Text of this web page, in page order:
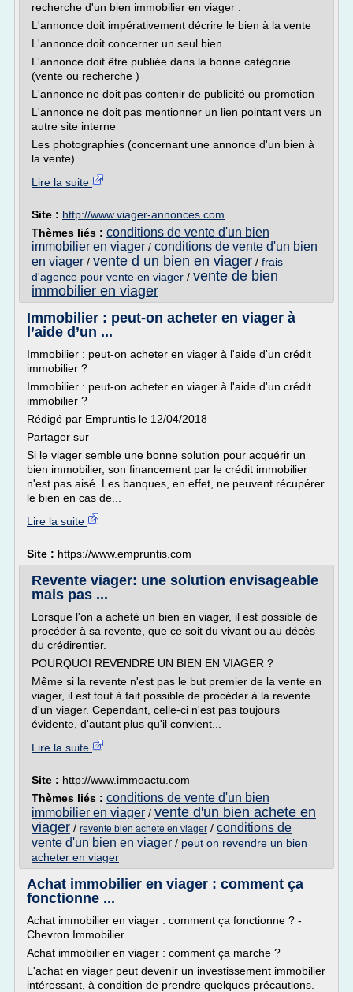
recherche d'un bien immobilier en viager .
L'annonce doit impérativement décrire le bien à la vente
L'annonce doit concerner un seul bien
L'annonce doit être publiée dans la bonne catégorie
(vente ou recherche )
L'annonce ne doit pas contenir de publicité ou promotion
L'annonce ne doit pas mentionner un lien pointant vers un
autre site interne
Les photographies (concernant une annonce d'un bien à
la vente)...
Lire la suite
Site : http://www.viager-annonces.com
Thèmes liés : conditions de vente d'un bien
immobilier en viager / conditions de vente d'un bien
en viager / vente d un bien en viager / frais
d'agence pour vente en viager / vente de bien
immobilier en viager
Immobilier : peut-on acheter en viager à
l’aide d’un ...
Immobilier : peut-on acheter en viager à l'aide d'un crédit
immobilier ?
Immobilier : peut-on acheter en viager à l'aide d'un crédit
immobilier ?
Rédigé par Empruntis le 12/04/2018
Partager sur
Si le viager semble une bonne solution pour acquérir un
bien immobilier, son financement par le crédit immobilier
n'est pas aisé. Les banques, en effet, ne peuvent récupérer
le bien en cas de...
Lire la suite
Site : https://www.empruntis.com
Revente viager: une solution envisageable
mais pas ...
Lorsque l'on a acheté un bien en viager, il est possible de
procéder à sa revente, que ce soit du vivant ou au décès
du crédirentier.
POURQUOI REVENDRE UN BIEN EN VIAGER ?
Même si la revente n'est pas le but premier de la vente en
viager, il est tout à fait possible de procéder à la revente
d'un viager. Cependant, celle-ci n'est pas toujours
évidente, d'autant plus qu'il convient...
Lire la suite
Site : http://www.immoactu.com
Thèmes liés : conditions de vente d'un bien
immobilier en viager / vente d'un bien achete en
viager / revente bien achete en viager / conditions de
vente d'un bien en viager / peut on revendre un bien
acheter en viager
Achat immobilier en viager : comment ça
fonctionne ...
Achat immobilier en viager : comment ça fonctionne ? -
Chevron Immobilier
Achat immobilier en viager : comment ça marche ?
L'achat en viager peut devenir un investissement immobilier
intéressant, à condition de prendre quelques précautions.